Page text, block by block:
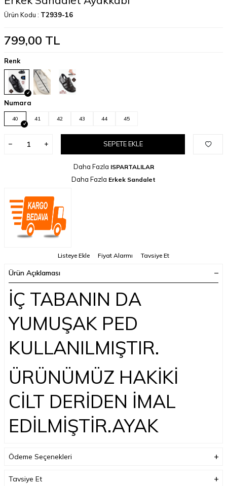
Ürün Kodu : T2939-16
799,00 TL
Renk
Numara
40 41 42 43 44 45
SEPETE EKLE
Daha Fazla ISPARTALILAR
Daha Fazla Erkek Sandalet
Listeye Ekle Fiyat Alarmı Tavsiye Et
Ürün Açıklaması
İÇ TABANIN DA
YUMUŞAK PED
KULLANILMIŞTIR.
ÜRÜNÜMÜZ HAKİKİ
CİLT DERİDEN İMAL
EDİLMİŞTİR.AYAK
YAPISINA GÖRE
TASARLANMIŞ OLUP
Ödeme Seçenekleri
Tavsiye Et